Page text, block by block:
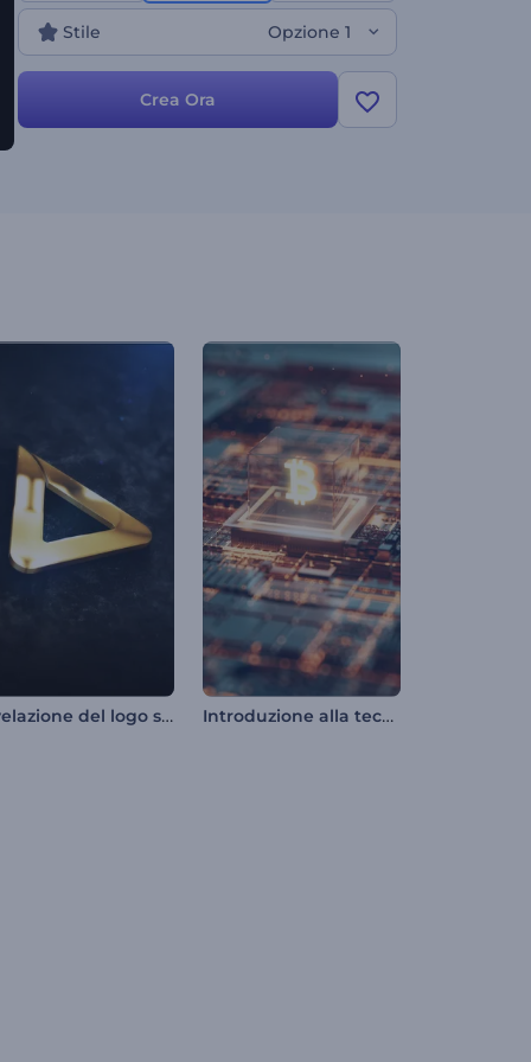
altro. Inizia subito a creare intro straordinarie!
Stile Opzione 1
Crea Ora
Rivelazione del logo solido Introduzione alla tecnologia crittografica